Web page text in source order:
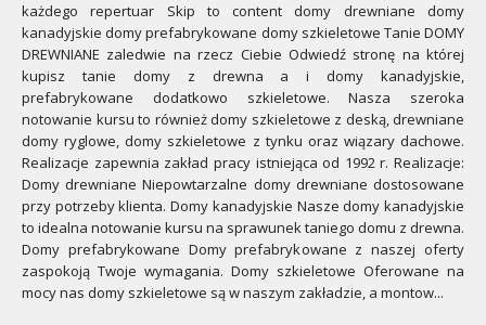
każdego repertuar Skip to content domy drewniane domy
kanadyjskie domy prefabrykowane domy szkieletowe Tanie DOMY
DREWNIANE zaledwie na rzecz Ciebie Odwiedź stronę na której
kupisz tanie domy z drewna a i domy kanadyjskie,
prefabrykowane dodatkowo szkieletowe. Nasza szeroka
notowanie kursu to również domy szkieletowe z deską, drewniane
domy ryglowe, domy szkieletowe z tynku oraz wiązary dachowe.
Realizacje zapewnia zakład pracy istniejąca od 1992 r. Realizacje:
Domy drewniane Niepowtarzalne domy drewniane dostosowane
przy potrzeby klienta. Domy kanadyjskie Nasze domy kanadyjskie
to idealna notowanie kursu na sprawunek taniego domu z drewna.
Domy prefabrykowane Domy prefabrykowane z naszej oferty
zaspokoją Twoje wymagania. Domy szkieletowe Oferowane na
mocy nas domy szkieletowe są w naszym zakładzie, a montow...